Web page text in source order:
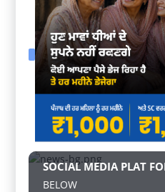
SOCIAL MEDIA PLAT
BELOW